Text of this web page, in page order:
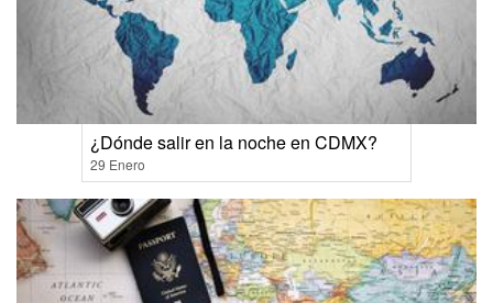
¿Dónde salir en la noche en CDMX?
29 Enero